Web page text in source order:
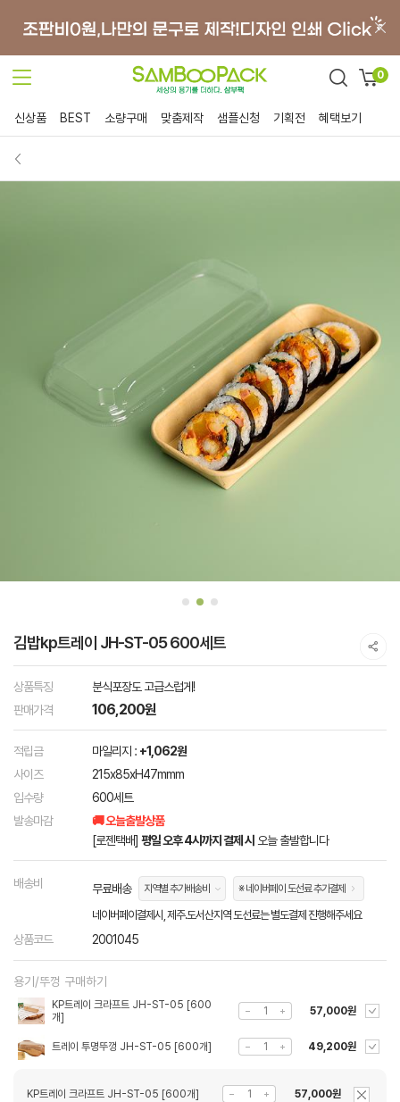
0
신상품 BEST 소량구매 맞춤제작 샘플신청 기획전 혜택보기
김밥kp트레이 JH-ST-05 600세트
상품특징
분식포장도 고급스럽게!
판매가격
106,200원
적립금 마일리지 : +1,062원
사이즈
215x85xH47mmm
입수량
600세트
발송마감
🚚 오늘출발상품
[로젠택배] 평일 오후 4시까지 결제 시 오늘 출발합니다
배송비 무료배송 지역별 추가배송비 ※ 네이버페이 도선료 추가결제
네이버페이결제시, 제주.도서산지역 도선료는 별도결제 진행해주세요
상품코드 2001045
용기/뚜껑 구매하기
KP트레이 크라프트 JH-ST-05 [600
개]
57,000원
트레이 투명뚜껑 JH-ST-05 [600개] 49,200원
KP트레이 크라프트 JH-ST-05 [600개]
57,000원